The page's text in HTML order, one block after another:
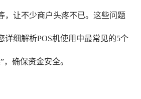
，让不少商户头疼不已。这些问题
细解析POS机使用中最常见的5个
确保资金安全。